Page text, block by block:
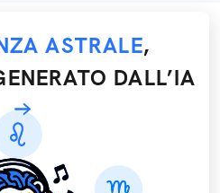
ASTRALE,
DALL’IA